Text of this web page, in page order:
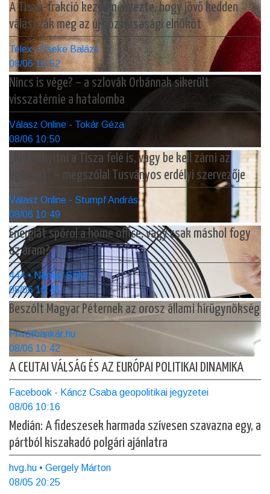
A Tisza-frakció kezdeményezte, hogy jövő kedden
válasszák meg az új köztársasági elnököt
Telex - Cseke Balázs
08/06 10:52
Nincs is vége? – a szlovák Orbánnak sikerült
visszatérnie a hatalomba
Válasz Online - Tokár Géza
08/06 10:50
„Ki kell nyitni a Tisza felé is, vagy be kell zárni az
egészet” – megszólal Tusványos erdélyi szervezője
Válasz Online - Stumpf András
08/06 10:49
Energiát spórol a home office, vagy csak máshol fogy
az áram?
444 • Német Szilvi
08/06 10:45
Beszólt Magyar Péternek az orosz állami hírügynökség
Privátbankár.hu
08/06 10:42
A CEUTAI VÁLSÁG ÉS AZ EURÓPAI POLITIKAI DINAMIKA
Facebook - Káncz Csaba geopolitikai jegyzetei
08/06 10:16
Medián: A fideszesek harmada szívesen szavazna egy, a
pártból kiszakadó polgári ajánlatra
hvg.hu • Gergely Márton
08/05 20:25